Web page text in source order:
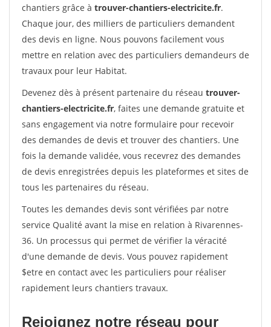
chantiers grâce à trouver-chantiers-electricite.fr.
Chaque jour, des milliers de particuliers demandent
des devis en ligne. Nous pouvons facilement vous
mettre en relation avec des particuliers demandeurs de
travaux pour leur Habitat.
Devenez dès à présent partenaire du réseau trouver-
chantiers-electricite.fr, faites une demande gratuite et
sans engagement via notre formulaire pour recevoir
des demandes de devis et trouver des chantiers. Une
fois la demande validée, vous recevrez des demandes
de devis enregistrées depuis les plateformes et sites de
tous les partenaires du réseau.
Toutes les demandes devis sont vérifiées par notre
service Qualité avant la mise en relation à Rivarennes-
36. Un processus qui permet de vérifier la véracité
d'une demande de devis. Vous pouvez rapidement
$etre en contact avec les particuliers pour réaliser
rapidement leurs chantiers travaux.
Rejoignez notre réseau pour